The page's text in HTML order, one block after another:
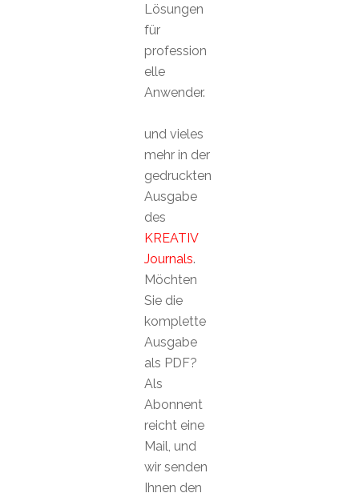
Lösungen
für
profession
elle
Anwender.
und vieles
mehr in der
gedruckten
Ausgabe
des
KREATIV
Journals.
Möchten
Sie die
komplette
Ausgabe
als PDF?
Als
Abonnent
reicht eine
Mail, und
wir senden
Ihnen den